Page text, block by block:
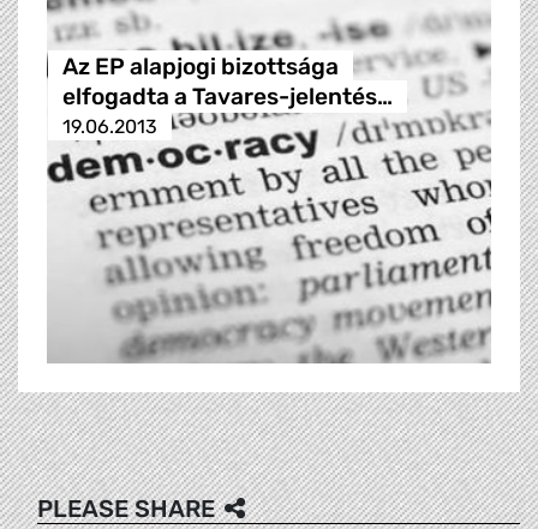
Az EP alapjogi bizottsága
elfogadta a Tavares-jelentés…
19.06.2013
PLEASE SHARE